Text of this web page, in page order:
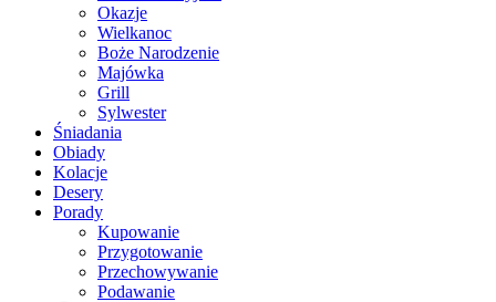
Okazje
Wielkanoc
Boże Narodzenie
Majówka
Grill
Sylwester
Śniadania
Obiady
Kolacje
Desery
Porady
Kupowanie
Przygotowanie
Przechowywanie
Podawanie